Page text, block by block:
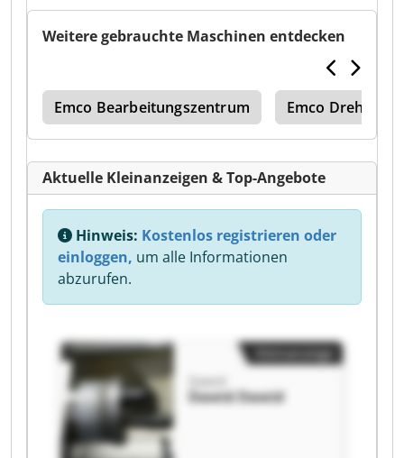
Weitere gebrauchte Maschinen entdecken
Emco Bearbeitungszentrum Emco
Aktuelle Kleinanzeigen & Top-Angebote
Hinweis: Kostenlos registrieren oder
einloggen, um alle Informationen
abzurufen.
Dawid
Dawid Dawid